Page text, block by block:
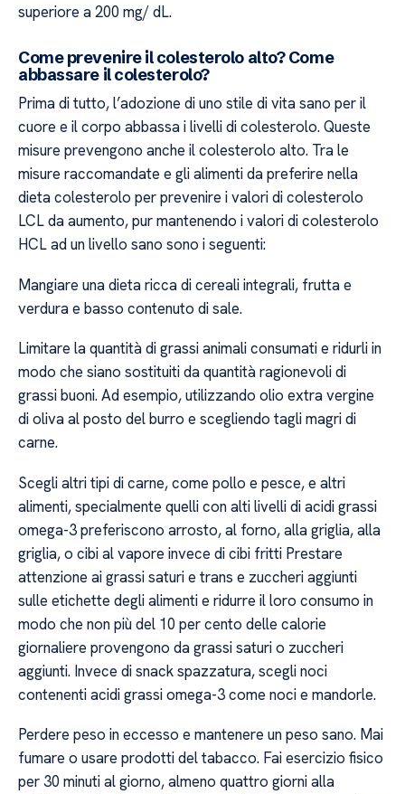
superiore a 200 mg/ dL.
Come prevenire il colesterolo alto? Come
abbassare il colesterolo?
Prima di tutto, l’adozione di uno stile di vita sano per il
cuore e il corpo abbassa i livelli di colesterolo. Queste
misure prevengono anche il colesterolo alto. Tra le
misure raccomandate e gli alimenti da preferire nella
dieta colesterolo per prevenire i valori di colesterolo
LCL da aumento, pur mantenendo i valori di colesterolo
HCL ad un livello sano sono i seguenti:
Mangiare una dieta ricca di cereali integrali, frutta e
verdura e basso contenuto di sale.
Limitare la quantità di grassi animali consumati e ridurli in
modo che siano sostituiti da quantità ragionevoli di
grassi buoni. Ad esempio, utilizzando olio extra vergine
di oliva al posto del burro e scegliendo tagli magri di
carne.
Scegli altri tipi di carne, come pollo e pesce, e altri
alimenti, specialmente quelli con alti livelli di acidi grassi
omega-3 preferiscono arrosto, al forno, alla griglia, alla
griglia, o cibi al vapore invece di cibi fritti Prestare
attenzione ai grassi saturi e trans e zuccheri aggiunti
sulle etichette degli alimenti e ridurre il loro consumo in
modo che non più del 10 per cento delle calorie
giornaliere provengono da grassi saturi o zuccheri
aggiunti. Invece di snack spazzatura, scegli noci
contenenti acidi grassi omega-3 come noci e mandorle.
Perdere peso in eccesso e mantenere un peso sano. Mai
fumare o usare prodotti del tabacco. Fai esercizio fisico
per 30 minuti al giorno, almeno quattro giorni alla